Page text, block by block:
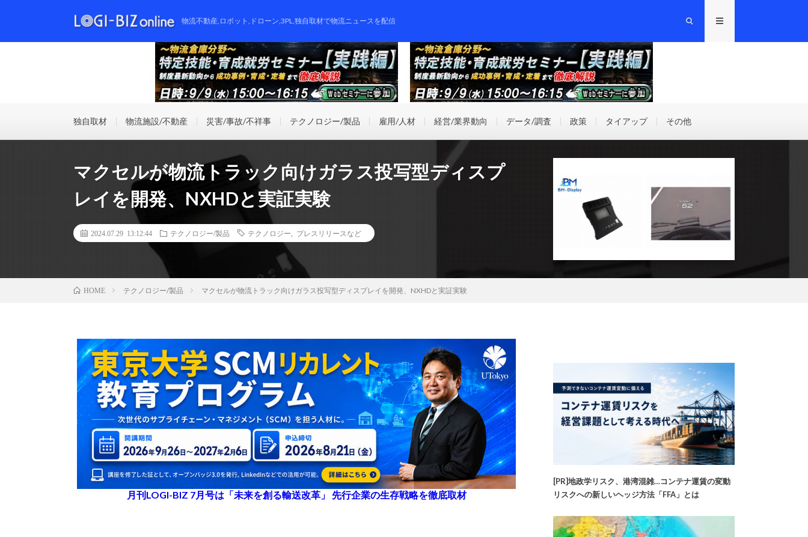
物流不動産,ロボット,ドローン,3PL,独自取材で物流ニュースを配信
独自取材 物流施設/不動産 災害/事故/不祥事 テクノロジー/製品 雇用/人材 経営/業界動向 データ/調査 政策 タイアップ その他
マクセルが物流トラック向けガラス投写型ディスプ
レイを開発、NXHDと実証実験
2024.07.29 13:12:44 テクノロジー/製品 テクノロジー プレスリリースなど
HOME テクノロジー/製品 マクセルが物流トラック向けガラス投写型ディスプレイを開発、NXHDと実証実験
月刊LOGI-BIZ 7月号は「未来を創る輸送改革」 先行企業の生存戦略を徹底取材
[PR]地政学リスク、港湾混雑…コンテナ運賃の変動
リスクへの新しいヘッジ方法「FFA」とは